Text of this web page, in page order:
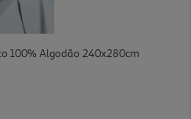
100% Algodão 240x280cm